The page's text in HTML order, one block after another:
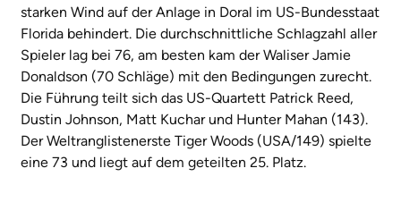
starken Wind auf der Anlage in Doral im US-Bundesstaat
Florida behindert. Die durchschnittliche Schlagzahl aller
Spieler lag bei 76, am besten kam der Waliser Jamie
Donaldson (70 Schläge) mit den Bedingungen zurecht.
Die Führung teilt sich das US-Quartett Patrick Reed,
Dustin Johnson, Matt Kuchar und Hunter Mahan (143).
Der Weltranglistenerste Tiger Woods (USA/149) spielte
eine 73 und liegt auf dem geteilten 25. Platz.